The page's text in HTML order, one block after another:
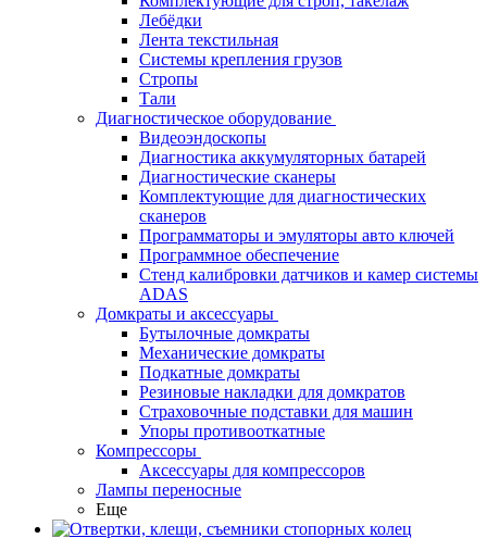
Лебёдки
Лента текстильная
Системы крепления грузов
Стропы
Тали
Диагностическое оборудование
Видеоэндоскопы
Диагностика аккумуляторных батарей
Диагностические сканеры
Комплектующие для диагностических
сканеров
Программаторы и эмуляторы авто ключей
Программное обеспечение
Стенд калибровки датчиков и камер системы
ADAS
Домкраты и аксессуары
Бутылочные домкраты
Механические домкраты
Подкатные домкраты
Резиновые накладки для домкратов
Страховочные подставки для машин
Упоры противооткатные
Компрессоры
Аксессуары для компрессоров
Лампы переносные
Еще